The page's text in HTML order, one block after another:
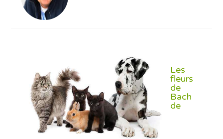
Les
fleurs
de
Bach
de